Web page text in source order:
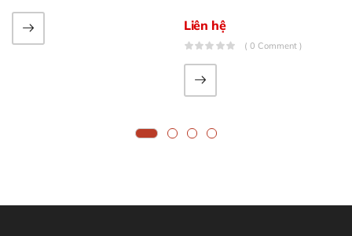
Liên hệ
( 0 Comment )